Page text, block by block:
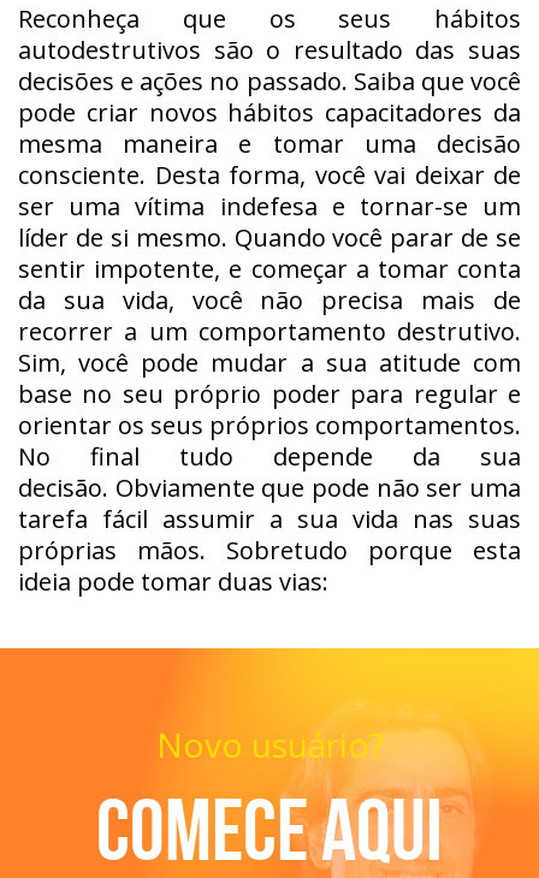
Reconheça que os seus hábitos
autodestrutivos são o resultado das suas
decisões e ações no passado. Saiba que você
pode criar novos hábitos capacitadores da
mesma maneira e tomar uma decisão
consciente. Desta forma, você vai deixar de
ser uma vítima indefesa e tornar-se um
líder de si mesmo. Quando você parar de se
sentir impotente, e começar a tomar conta
da sua vida, você não precisa mais de
recorrer a um comportamento destrutivo.
Sim, você pode mudar a sua atitude com
base no seu próprio poder para regular e
orientar os seus próprios comportamentos.
No final tudo depende da sua
decisão. Obviamente que pode não ser uma
tarefa fácil assumir a sua vida nas suas
próprias mãos. Sobretudo porque esta
ideia pode tomar duas vias:
Novo usuário?
Comece aqui